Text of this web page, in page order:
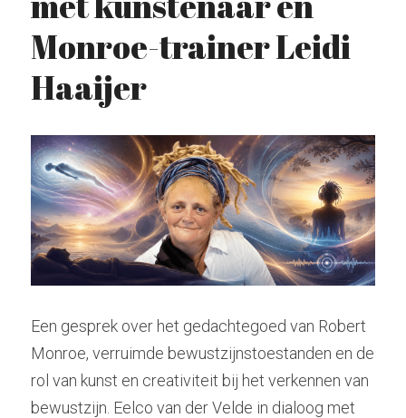
Kabbala
Krishnamurti
Westerse cultuur
Muziek
Theosofie
Tarot
Zoeken
radiolilapodcast@gmail.com
Donatie
Monroe-trainer Leidi
Haaijer
Een gesprek over het gedachtegoed van Robert
Monroe, verruimde bewustzijnstoestanden en de
rol van kunst en creativiteit bij het verkennen van
bewustzijn. Eelco van der Velde in dialoog met